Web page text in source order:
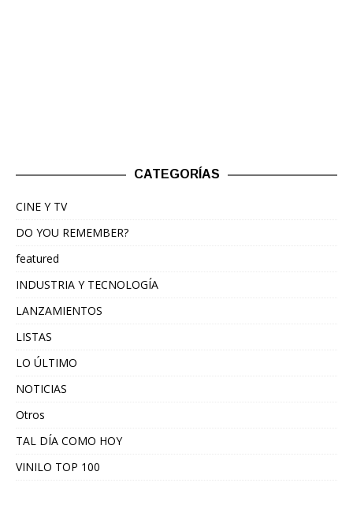
CATEGORÍAS
CINE Y TV
DO YOU REMEMBER?
featured
INDUSTRIA Y TECNOLOGÍA
LANZAMIENTOS
LISTAS
LO ÚLTIMO
NOTICIAS
Otros
TAL DÍA COMO HOY
VINILO TOP 100